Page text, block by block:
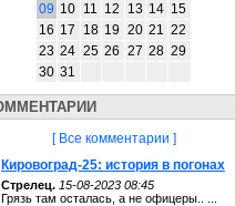
09 10 11 12 13 14 15
16 17 18 19 20 21 22
23 24 25 26 27 28 29
30 31
[ Все комментарии ]
Кировоград-25: история в погонах
Стрелец. 15-08-2023 08:45
Грязь там осталась, а не офицеры.. ...